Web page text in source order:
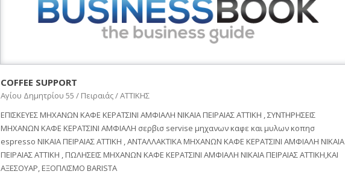
COFFEE SUPPORT
Αγίου Δημητρίου 55 / Πειραιάς / ΑΤΤΙΚΗΣ
ΕΠΙΣΚΕΥΕΣ ΜΗΧΑΝΩΝ ΚΑΦΕ ΚΕΡΑΤΣΙΝΙ ΑΜΦΙΑΛΗ ΝΙΚΑΙΑ ΠΕΙΡΑΙΑΣ ΑΤΤΙΚΗ , ΣΥΝΤΗΡΗΣΕΙΣ
ΜΗΧΑΝΩΝ ΚΑΦΕ ΚΕΡΑΤΣΙΝΙ ΑΜΦΙΑΛΗ σερβισ servise μηχανων καφε και μυλων κοπησ
espresso ΝΙΚΑΙΑ ΠΕΙΡΑΙΑΣ ΑΤΤΙΚΗ , ΑΝΤΑΛΛΑΚΤΙΚΑ ΜΗΧΑΝΩΝ ΚΑΦΕ ΚΕΡΑΤΣΙΝΙ ΑΜΦΙΑΛΗ ΝΙΚΑΙΑ
ΠΕΙΡΑΙΑΣ ΑΤΤΙΚΗ , ΠΩΛΗΣΕΙΣ ΜΗΧΑΝΩΝ ΚΑΦΕ ΚΕΡΑΤΣΙΝΙ ΑΜΦΙΑΛΗ ΝΙΚΑΙΑ ΠΕΙΡΑΙΑΣ ΑΤΤΙΚΗ,KAI
ΑΞΕΣΟΥΑΡ, ΕΞΟΠΛΙΣΜΟ BARISTA